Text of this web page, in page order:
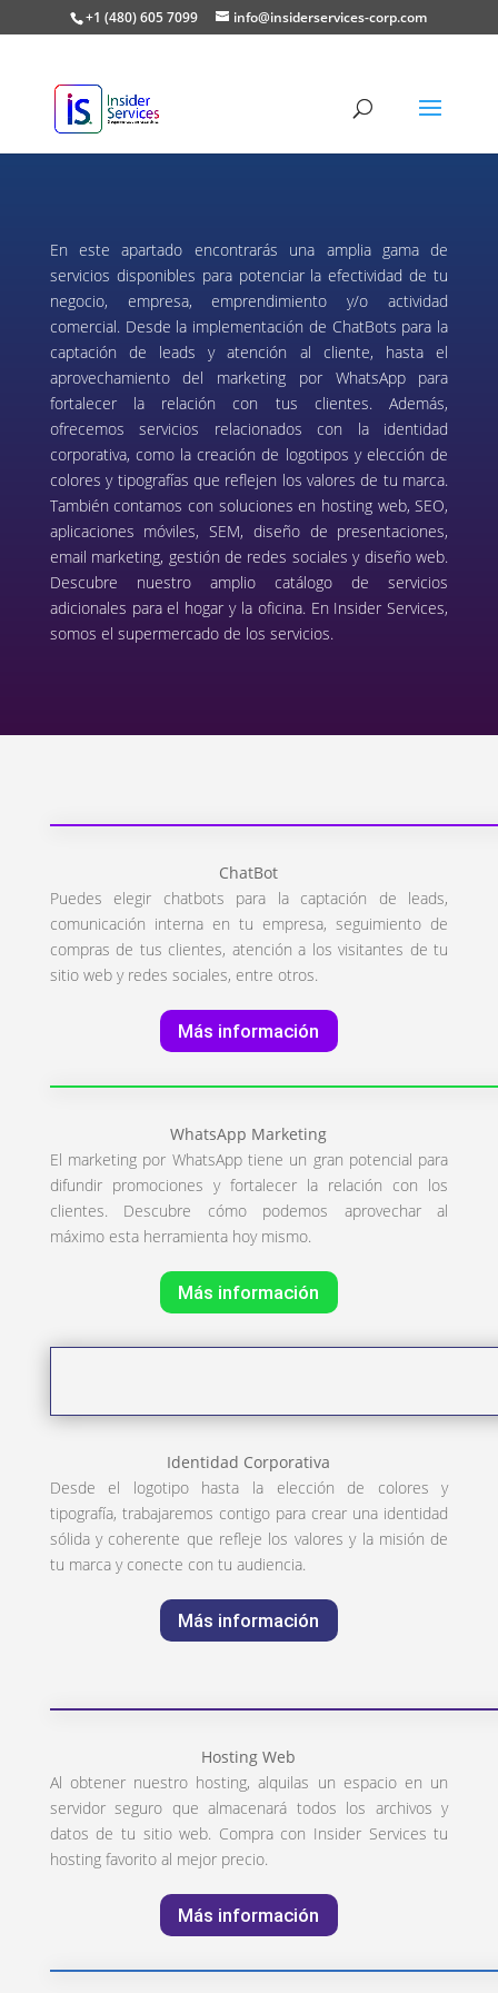
+1 (480) 605 7099 info@insiderservices-corp.com
En este apartado encontrarás una amplia gama de
servicios disponibles para potenciar la efectividad de tu
negocio, empresa, emprendimiento y/o actividad
comercial. Desde la implementación de ChatBots para la
captación de leads y atención al cliente, hasta el
aprovechamiento del marketing por WhatsApp para
fortalecer la relación con tus clientes. Además,
ofrecemos servicios relacionados con la identidad
corporativa, como la creación de logotipos y elección de
colores y tipografías que reflejen los valores de tu marca.
También contamos con soluciones en hosting web, SEO,
aplicaciones móviles, SEM, diseño de presentaciones,
email marketing, gestión de redes sociales y diseño web.
Descubre nuestro amplio catálogo de servicios
adicionales para el hogar y la oficina. En Insider Services,
somos el supermercado de los servicios.
ChatBot
Puedes elegir chatbots para la captación de leads,
comunicación interna en tu empresa, seguimiento de
compras de tus clientes, atención a los visitantes de tu
sitio web y redes sociales, entre otros.
Más información
WhatsApp Marketing
El marketing por WhatsApp tiene un gran potencial para
difundir promociones y fortalecer la relación con los
clientes. Descubre cómo podemos aprovechar al
máximo esta herramienta hoy mismo.
Más información
Identidad Corporativa
Desde el logotipo hasta la elección de colores y
tipografía, trabajaremos contigo para crear una identidad
sólida y coherente que refleje los valores y la misión de
tu marca y conecte con tu audiencia.
Más información
Hosting Web
Al obtener nuestro hosting, alquilas un espacio en un
servidor seguro que almacenará todos los archivos y
datos de tu sitio web. Compra con Insider Services tu
hosting favorito al mejor precio.
Más información